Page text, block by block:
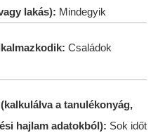
lakás): Mindegyik
Családok
a tanulékonyág,
hajlam adatokból): Sok időt